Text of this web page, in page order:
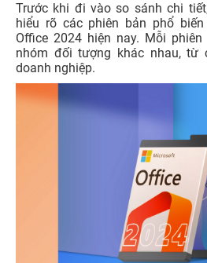
Trước khi đi vào so sánh chi
hiểu rõ các phiên bản phổ
Office 2024 hiện nay. Mỗi
nhóm đối tượng khác nhau, từ
doanh nghiệp.